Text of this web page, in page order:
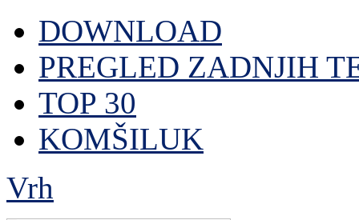
DOWNLOAD
PREGLED ZADNJIH
TOP 30
KOMŠILUK
Vrh